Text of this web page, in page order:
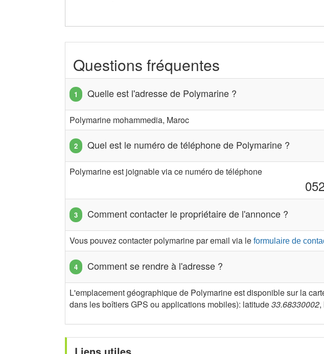
Questions fréquentes
Quelle est l'adresse de Polymarine ?
Polymarine mohammedia, Maroc
Quel est le numéro de téléphone de Polymarine ?
Polymarine est joignable via ce numéro de téléphone
Comment contacter le propriétaire de l'annonce ?
Vous pouvez contacter polymarine par email via le formulaire de
Comment se rendre à l'adresse ?
L'emplacement géographique de Polymarine est disponible sur la
dans les boîtiers GPS ou applications mobiles): latitude33.68330002,